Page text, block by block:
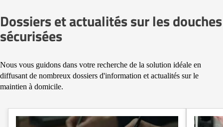
Dossiers et actualités sur les douches
sécurisées
Nous vous guidons dans votre recherche de la solution idéale en
diffusant de nombreux dossiers d'information et actualités sur le
maintien à domicile.